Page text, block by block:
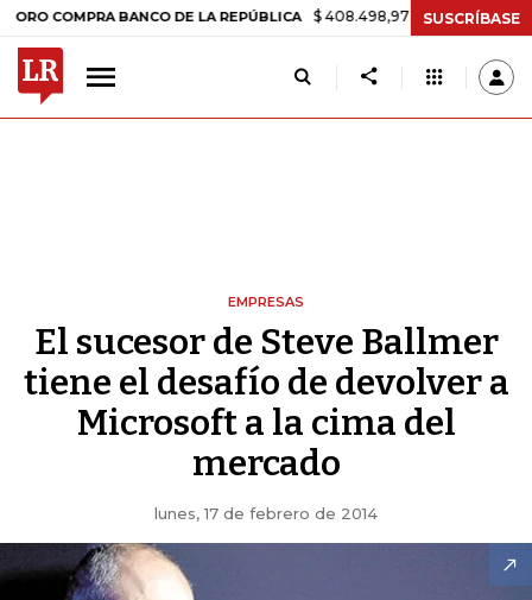
BANCO DE LA REPÚBLICA $ 408.498,97 +$ 8.753,81 +2,19%
SUSCRÍBASE
EMPRESAS
El sucesor de Steve Ballmer
tiene el desafío de devolver a
Microsoft a la cima del
mercado
lunes, 17 de febrero de 2014